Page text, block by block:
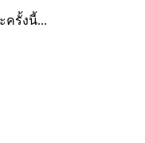
ครั้งนี้...